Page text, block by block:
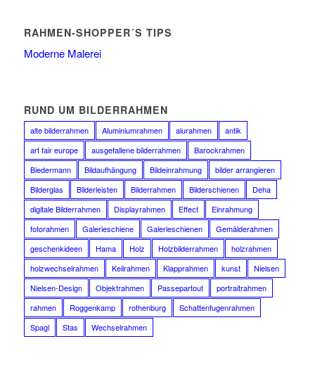
RAHMEN-SHOPPER´S TIPS
Moderne Malerei
RUND UM BILDERRAHMEN
alte bilderrahmen Aluminiumrahmen alurahmen
antik
art fair europe
ausgefallene bilderrahmen
Barockrahmen
Biedermann
Bildaufhängung Bildeinrahmung
bilder arrangieren
Bilderglas
Bilderleisten Bilderrahmen Bilderschienen
Deha
digitale Bilderrahmen
Displayrahmen Effect
Einrahmung
fotorahmen
Galerieschiene Galerieschienen
Gemälderahmen
geschenkideen
Hama Holz Holzbilderrahmen
holzrahmen
holzwechselrahmen
Keilrahmen Klapprahmen kunst
Nielsen
Nielsen-Design
Objektrahmen Passepartout
portraitrahmen
rahmen
Roggenkamp rothenburg
Schattenfugenrahmen
Spagl
Stas Wechselrahmen